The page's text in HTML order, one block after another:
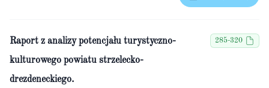
Raport z analizy potencjału turystyczno-
kulturowego powiatu strzelecko-
drezdeneckiego.
285-320